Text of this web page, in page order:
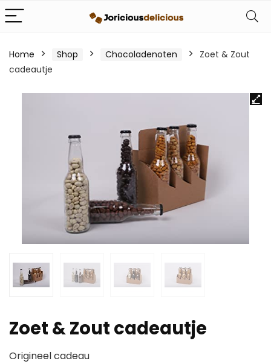
Home Shop Chocoladenoten
Zoet & Zout
cadeautje
Zoet & Zout cadeautje
Origineel cadeau